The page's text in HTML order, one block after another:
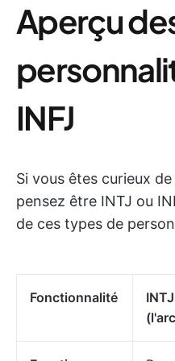
Aperçu
INFJ
Si vous êtes curieux
pensez être INTJ ou
de ces types de
Fonctionnalité
INTJ